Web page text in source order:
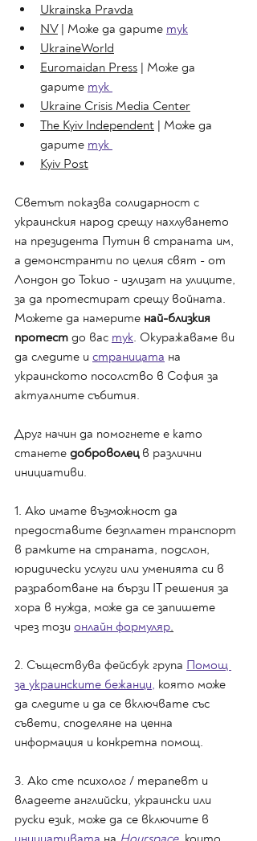
Ukrainska Pravda
NV | Може да дарите тук
UkraineWorld
Euromaidan Press | Може да
дарите тук
Ukraine Crisis Media Center
The Kyiv Independent | Може да
дарите тук
Kyiv Post
Светът показва солидарност с
украинския народ срещу нахлуването
на президента Путин в страната им,
а демонстранти по целия свят - от
Лондон до Токио - излизат на улиците,
за да протестират срещу войната.
Можете да намерите най-близкия
протест до вас тук. Окуражаваме ви
да следите и страницата на
украинското посолство в София за
актуалните събития.
Друг начин да помогнете е като
станете доброволец в различни
инициативи.
1. Ако имате възможност да
предоставите безплатен транспорт
в рамките на страната, подслон,
юридически услуги или уменията си в
разработване на бързи IT решения за
хора в нужда, може да се запишете
чрез този онлайн формуляр.
2. Съществува фейсбук група Помощ
за украинските бежанци, която може
да следите и да се включвате със
съвети, споделяне на ценна
информация и конкретна помощ.
3. Ако сте психолог / терапевт и
владеете английски, украински или
руски език, може да се включите в